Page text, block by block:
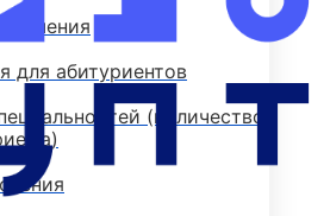
для абитуриентов
(количество